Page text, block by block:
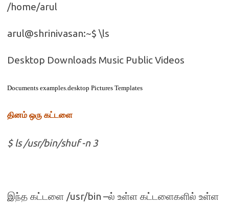
/home/arul
arul@shrinivasan:~$ \ls
Desktop Downloads Music Public Videos
Documents examples.desktop Pictures Templates
தினம் ஒரு கட்டளை
$ ls /usr/bin/shuf -n 3
இந்த கட்டளை /usr/bin –ல் உள்ள கட்டளைகளில் உள்ள